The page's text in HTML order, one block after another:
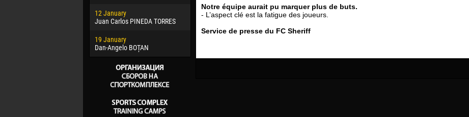
12 January
Juan Carlos PINEDA TORRES
19 January
Dan-Angelo BOȚAN
26 March
Vitor Hugo Morais de OLIVEIRA
28 March
15 July
Ivan DYULGEROV
17 July
Notre équipe aurait pu marquer plus de buts.
- L’aspect clé est la fatigue des joueurs.
Service de presse du FC Sheriff